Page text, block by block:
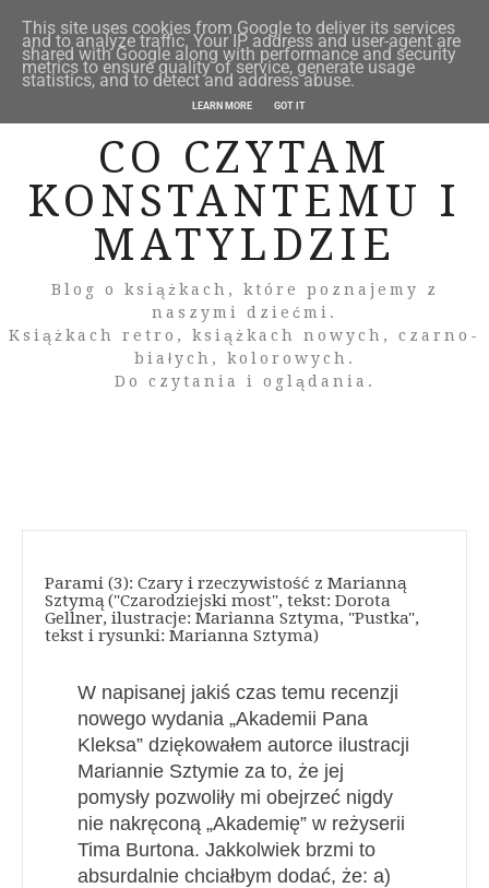
CO CZYTAM
KONSTANTEMU I
MATYLDZIE
Blog o książkach, które poznajemy z
naszymi dziećmi.
Książkach retro, książkach nowych, czarno-
białych, kolorowych.
Do czytania i oglądania.
Parami (3): Czary i rzeczywistość z Marianną
Sztymą ("Czarodziejski most", tekst: Dorota
Gellner, ilustracje: Marianna Sztyma, "Pustka",
tekst i rysunki: Marianna Sztyma)
W napisanej jakiś czas temu recenzji
nowego wydania „Akademii Pana
Kleksa” dziękowałem autorce ilustracji
Mariannie Sztymie za to, że jej
pomysły pozwoliły mi obejrzeć nigdy
nie nakręconą „Akademię” w reżyserii
Tima Burtona. Jakkolwiek brzmi to
absurdalnie chciałbym dodać, że: a)
This site uses cookies from Google to deliver its services
and to analyze traffic. Your IP address and user-agent are
shared with Google along with performance and security
metrics to ensure quality of service, generate usage
statistics, and to detect and address abuse.
LEARN MORE GOT IT